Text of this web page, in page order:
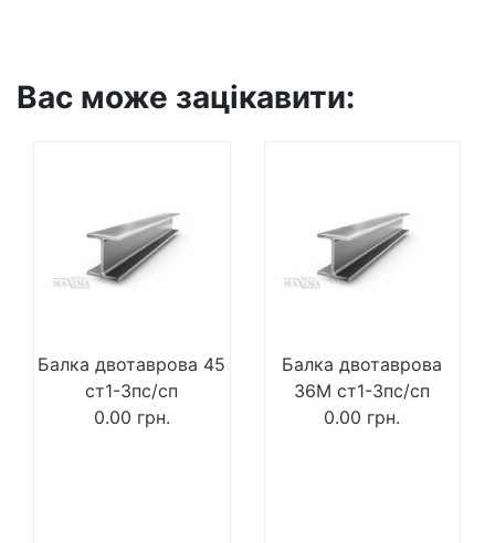
Вас може зацікавити:
Балка двотаврова 45
ст1-3пс/сп
0.00 грн.
Балка двотаврова
36М ст1-3пс/сп
0.00 грн.